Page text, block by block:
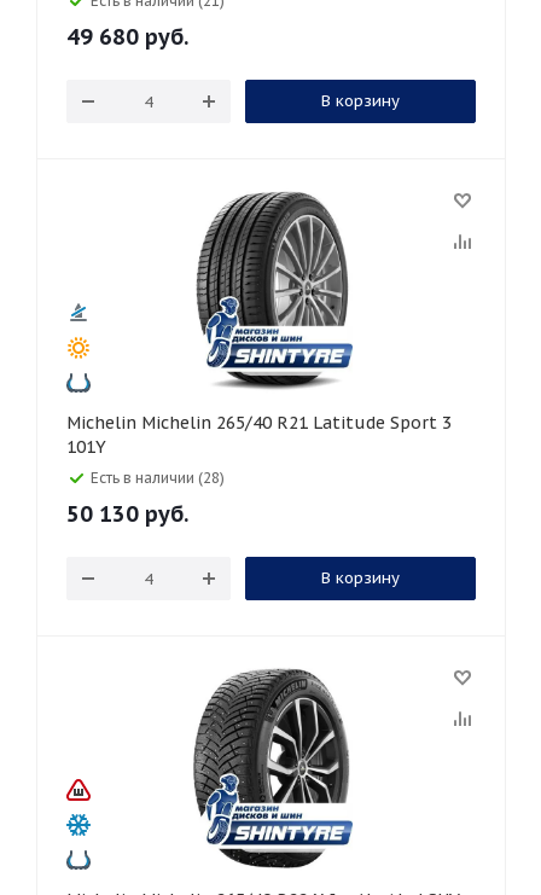
49 680 руб.
В корзину
Michelin Michelin 265/40 R21 Latitude Sport 3
101Y
Есть в наличии (28)
50 130 руб.
В корзину